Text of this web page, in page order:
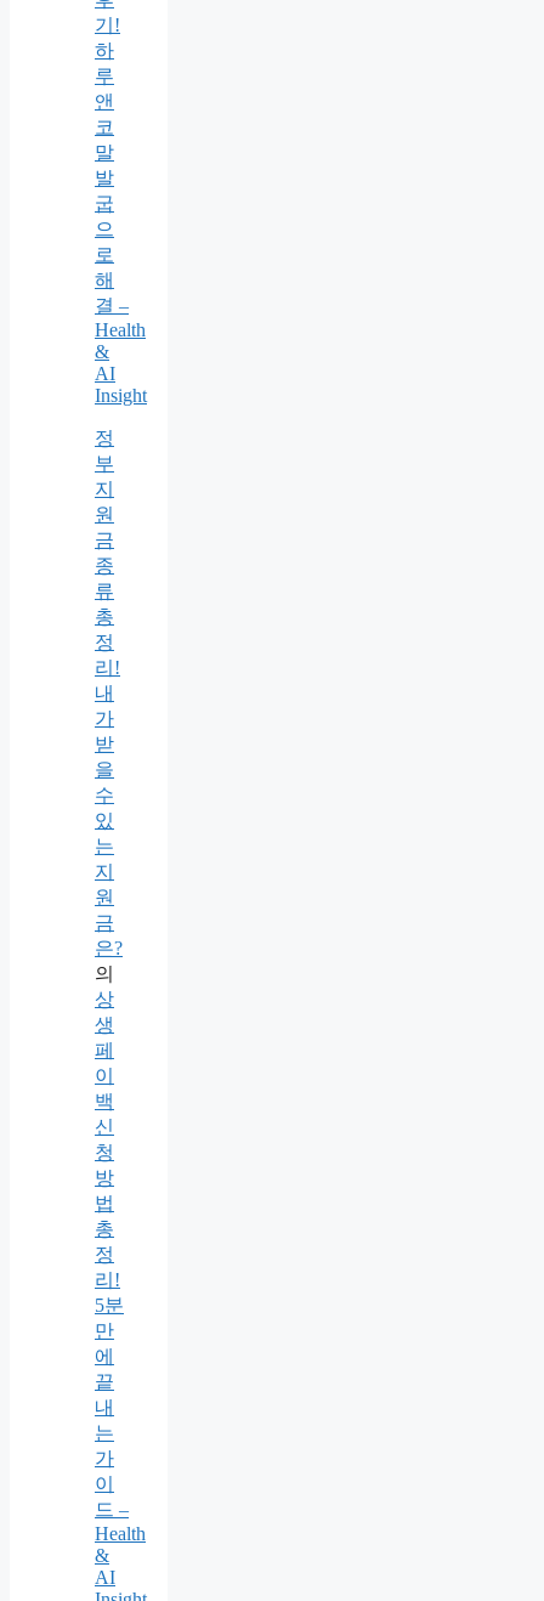
기!
하
루
앤
코
말
발
굽
으
로
해
결 –
Health
&
AI
Insight
정
부
지
원
금
종
류
총
정
리!
내
가
받
을
수
있
는
지
원
금
은?
의
상
생
페
이
백
신
청
방
법
총
정
리!
5분
만
에
끝
내
는
가
이
드 –
Health
&
AI